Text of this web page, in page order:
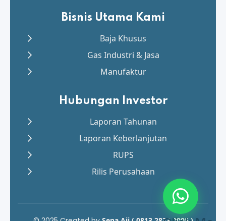
Bisnis Utama Kami
Baja Khusus
Gas Industri & Jasa
Manufaktur
Hubungan Investor
Laporan Tahunan
Laporan Keberlanjutan
RUPS
Rilis Perusahaan